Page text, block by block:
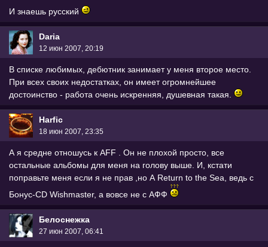
И знаешь русский
Daria
12 июн 2007, 20:19
В списке любимых, дебютник занимает у меня второе место.
При всех своих недостатках, он имеет огромнейшее
достоинство - работа очень искренняя, душевная такая.
Harfic
18 июн 2007, 23:35
А я средне отношусь к AFF . Он не плохой просто, все
остальные альбомы для меня на голову выше. И, кстати
поправьте меня если я не прав ,но А Return to the Sea, ведь с
Бонус-CD Wishmaster, а вовсе не с АФФ
Белоснежка
27 июн 2007, 06:41